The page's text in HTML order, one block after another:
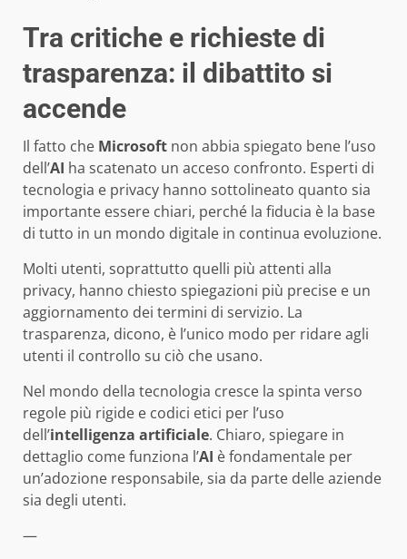
Tra critiche e richieste di
trasparenza: il dibattito si
accende
Il fatto che Microsoft non abbia spiegato bene l’uso
dell’AI ha scatenato un acceso confronto. Esperti di
tecnologia e privacy hanno sottolineato quanto sia
importante essere chiari, perché la fiducia è la base
di tutto in un mondo digitale in continua evoluzione.
Molti utenti, soprattutto quelli più attenti alla
privacy, hanno chiesto spiegazioni più precise e un
aggiornamento dei termini di servizio. La
trasparenza, dicono, è l’unico modo per ridare agli
utenti il controllo su ciò che usano.
Nel mondo della tecnologia cresce la spinta verso
regole più rigide e codici etici per l’uso
dell’intelligenza artificiale. Chiaro, spiegare in
dettaglio come funziona l’AI è fondamentale per
un’adozione responsabile, sia da parte delle aziende
sia degli utenti.
—